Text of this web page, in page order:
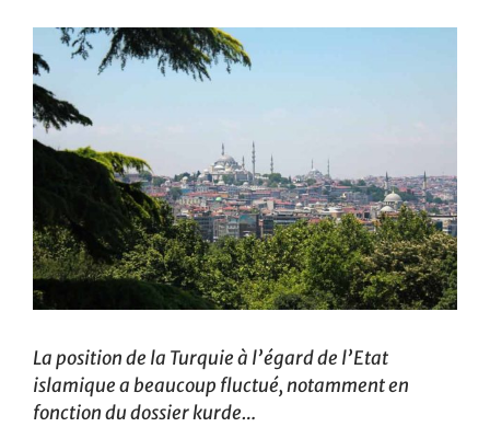
La position de la Turquie à l’égard de l’Etat
islamique a beaucoup fluctué, notamment en
fonction du dossier kurde…